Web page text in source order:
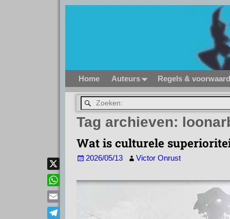
Home Auteurs Regels &
Tag archieven:
Wat is culturele
2026/05/13 Victor Onrust
X
W
h
a
E